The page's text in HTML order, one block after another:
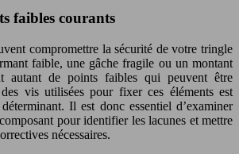
faibles courants
compromettre la sécurité de votre tringle
faible, une gâche fragile ou un montant
autant de points faibles qui peuvent être
vis utilisées pour fixer ces éléments est
Il est donc essentiel d’examiner
pour identifier les lacunes et mettre
nécessaires.